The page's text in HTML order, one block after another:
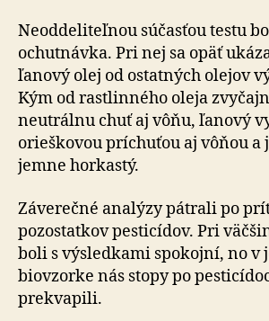
Neoddeliteľnou súčasťou testu
ochutnávka. Pri nej sa opäť
ľanový olej od ostatných olejov
Kým od rastlinného oleja
neutrálnu chuť aj vôňu, ľanový
orieškovou príchuťou aj vôňou a
jemne horkastý.
Záverečné analýzy pátrali po
pozostatkov pesticídov. Pri
boli s výsledkami spokojní, no v
biovzorke nás stopy po
prekvapili.